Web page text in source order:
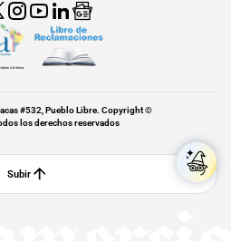
América
#532, Pueblo Libre. Copyright ©
los derechos reservados
Subir